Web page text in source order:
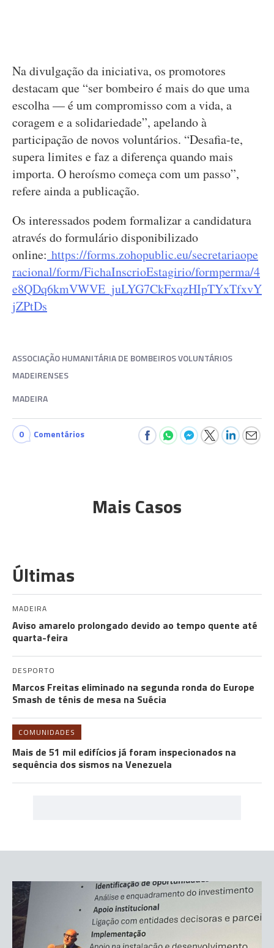
Na divulgação da iniciativa, os promotores
destacam que “ser bombeiro é mais do que uma
escolha — é um compromisso com a vida, a
coragem e a solidariedade”, apelando à
participação de novos voluntários. “Desafia-te,
supera limites e faz a diferença quando mais
importa. O heroísmo começa com um passo”,
refere ainda a publicação.
Os interessados podem formalizar a candidatura
através do formulário disponibilizado
online: https://forms.zohopublic.eu/secretariaope
racional/form/FichaInscrioEstagirio/formperma/4
e8QDq6kmVWVE_juLYG7CkFxqzHIpTYxTfxvY
jZPtDs
ASSOCIAÇÃO HUMANITÁRIA DE BOMBEIROS VOLUNTÁRIOS
MADEIRENSES
MADEIRA
0 Comentários
Mais Casos
Últimas
MADEIRA
Aviso amarelo prolongado devido ao tempo quente até
quarta-feira
DESPORTO
Marcos Freitas eliminado na segunda ronda do Europe
Smash de ténis de mesa na Suécia
COMUNIDADES
Mais de 51 mil edifícios já foram inspecionados na
sequência dos sismos na Venezuela